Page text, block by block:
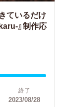
ているだけ
』制作応
終了
2023/08/28